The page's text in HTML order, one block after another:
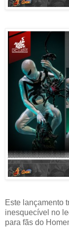
Este lançamento
inesquecível no
para fãs do